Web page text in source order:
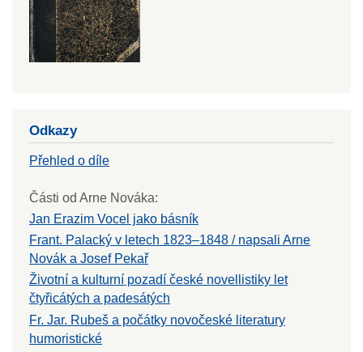
Odkazy
Přehled o díle
Části od Arne Nováka:
Jan Erazim Vocel jako básník
Frant. Palacký v letech 1823–1848 / napsali Arne
Novák a Josef Pekař
Životní a kulturní pozadí české novellistiky let
čtyřicátých a padesátých
Fr. Jar. Rubeš a počátky novočeské literatury
humoristické